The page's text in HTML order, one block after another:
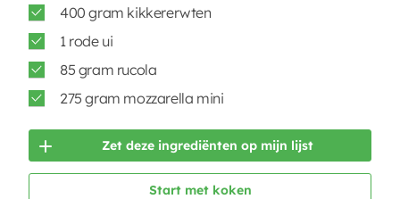
400 gram kikkererwten
1 rode ui
85 gram rucola
275 gram mozzarella mini
Zet deze ingrediënten op mijn lijst
Start met koken